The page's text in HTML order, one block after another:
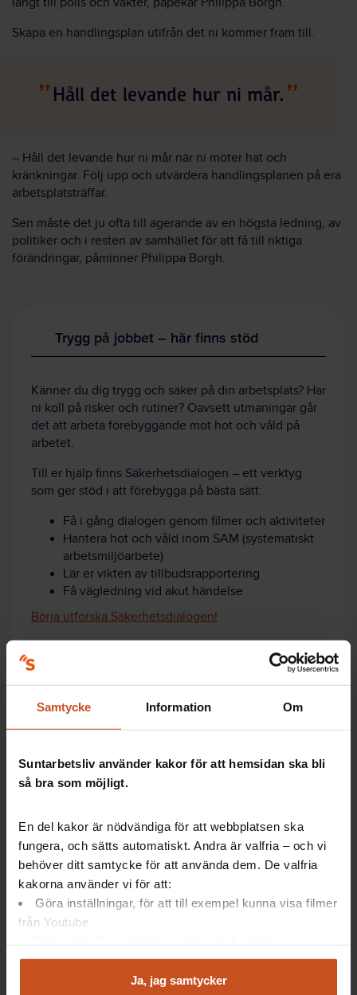
Samtycke Information Om
Suntarbetsliv använder kakor för att hemsidan ska bli
så bra som möjligt.
En del kakor är nödvändiga för att webbplatsen ska
fungera, och sätts automatiskt. Andra är valfria – och vi
behöver ditt samtycke för att använda dem. De valfria
kakorna använder vi för att:
Göra inställningar, för att till exempel kunna visa filmer
från Youtube
Analysera trafik för att kunna visa riktad information
Ja, jag samtycker
Skapa en handlingsplan utifrån det ni kommer fram till.
Håll det levande hur ni mår.
– Håll det levande hur ni mår när ni möter hat och
kränkningar. Följ upp och utvärdera handlingsplanen på era
arbetsplatsträffar.
Sen måste det ju ofta till agerande av en högsta ledning, av
politiker och i resten av samhället för att få till riktiga
förändringar, påminner Philippa Borgh.
Trygg på jobbet – här finns stöd
Känner du dig trygg och säker på din arbetsplats? Har
ni koll på risker och rutiner? Oavsett utmaningar går
det att arbeta förebyggande mot hot och våld på
arbetet.
Till er hjälp finns Säkerhetsdialogen – ett verktyg
som ger stöd i att förebygga på bästa sätt:
Få i gång dialogen genom filmer och aktiviteter
Hantera hot och våld inom SAM (systematiskt
arbetsmiljöarbete)
Lär er vikten av tillbudsrapportering
Få vägledning vid akut händelse
Börja utforska Säkerhetsdialogen!
Så kan ni prata med varandra
Låt personen prata
Avstå från råd
lyssnar
Avhåll dig från egna anekdoter
Försök vara bekväm med tystnad
Ställ öppna frågor
Hur känns det att vara här idag?